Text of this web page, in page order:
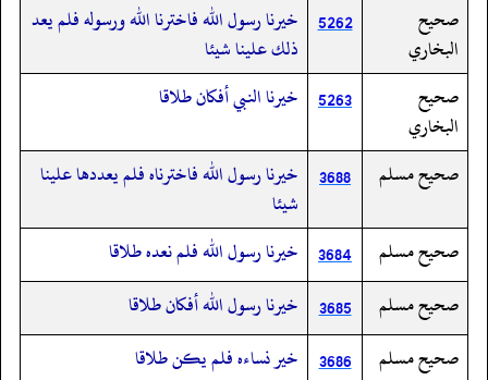
صحيح
البخاري
5262 خيرنا رسول الله فاخترنا الله ورسوله فلم يعد
ذلك علينا شيئا
صحيح
البخاري
5263 خيرنا النبي أفكان طلاقا
صحيح مسلم 3688
خيرنا رسول الله فاخترناه فلم يعددها علينا
شيئا
صحيح مسلم
3684 خيرنا رسول الله فلم نعده طلاقا
صحيح مسلم
3685
خيرنا رسول الله أفكان طلاقا
صحيح مسلم
3686
خير نساءه فلم يكن طلاقا